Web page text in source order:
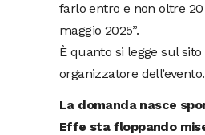
farlo entro e non oltre 20
maggio 2025”.
È quanto si legge sul sito
organizzatore dell’evento.
La domanda nasce
Effe sta floppando